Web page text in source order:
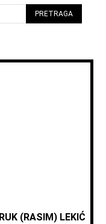
PRETRAGA
(RASIM) LEKIĆ